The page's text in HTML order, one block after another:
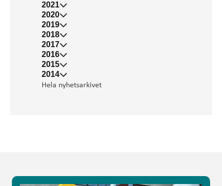
2021
2020
2019
2018
2017
2016
2015
2014
Hela nyhetsarkivet